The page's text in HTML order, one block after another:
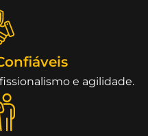
e agilidade.